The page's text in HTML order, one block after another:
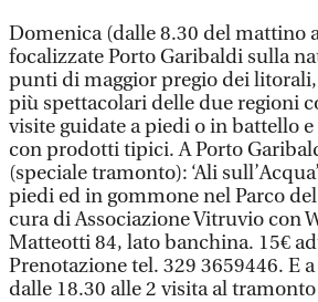
Domenica (dalle 8.30 del mattino
focalizzate Porto Garibaldi sulla
punti di maggior pregio dei
più spettacolari delle due regioni
visite guidate a piedi o in battello
con prodotti tipici. A Porto
(speciale tramonto): ‘Ali
piedi ed in gommone nel Parco
cura di Associazione Vitruvio con
Matteotti 84, lato banchina. 15€
Prenotazione tel. 329 3659446. E
dalle 18.30 alle 2 visita al